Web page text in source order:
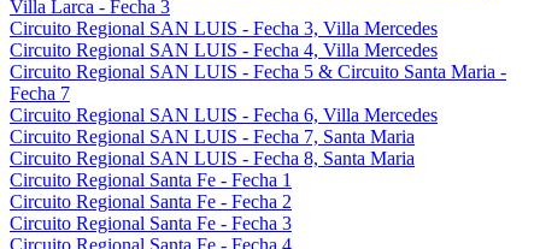
Villa Larca - Fecha 3
Circuito Regional SAN LUIS - Fecha 3, Villa Mercedes
Circuito Regional SAN LUIS - Fecha 4, Villa Mercedes
Circuito Regional SAN LUIS - Fecha 5 & Circuito Santa Maria -
Fecha 7
Circuito Regional SAN LUIS - Fecha 6, Villa Mercedes
Circuito Regional SAN LUIS - Fecha 7, Santa Maria
Circuito Regional SAN LUIS - Fecha 8, Santa Maria
Circuito Regional Santa Fe - Fecha 1
Circuito Regional Santa Fe - Fecha 2
Circuito Regional Santa Fe - Fecha 3
Circuito Regional Santa Fe - Fecha 4